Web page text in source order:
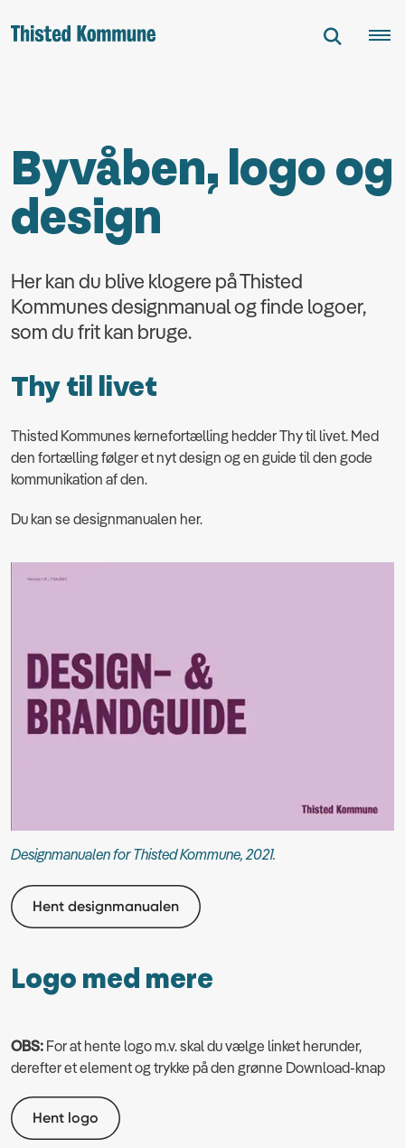
Byvåben, logo og
design
Her kan du blive klogere på Thisted
Kommunes designmanual og finde logoer,
som du frit kan bruge.
Thy til livet
Thisted Kommunes kernefortælling hedder Thy til livet. Med
den fortælling følger et nyt design og en guide til den gode
kommunikation af den.
Du kan se designmanualen her.
Designmanualen for Thisted Kommune, 2021.
Hent designmanualen
Logo med mere
OBS: For at hente logo m.v. skal du vælge linket herunder,
derefter et element og trykke på den grønne Download-knap
Hent logo